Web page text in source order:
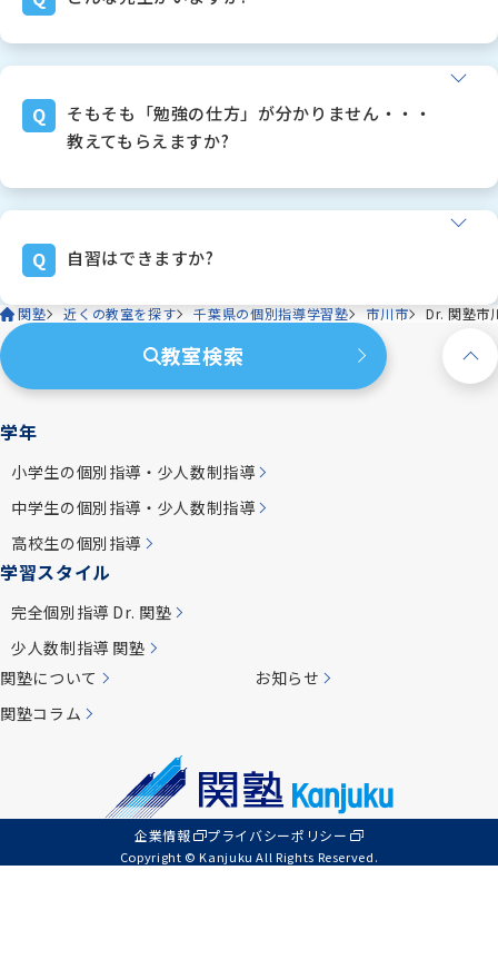
決してありません。必要なコマ数はご提案差し上げ
ますが、ご予算等を踏まえて、ご家庭に決定しても
らっています。
いただいたコマ数の中で、私達は最大限成果が出る
ように科目の決定・時間割作成をさせていただきま
す。
きます。
関塾のことをよくよく知っている卒塾生を積極採用
していますので、安心感もあると思います。
この個別指導塾より多いと思います。
しっかりとした管理体制の中、教室運営を進めてま
いります。
そもそも「勉強の仕方」が分かりません・・・
教えてもらえますか?
うまい勉強の仕方を、それぞれの生徒さんの状態に
合った形でお話させていただきます。
で、面談時にお話をさせていただきます。
自習はできますか?
できます！！むしろ、こちらからドンドン来るよう
に声掛けをしております。
来ていただければ、勉強材料のプリント等もお渡し
することができます。
関塾 近くの教室を探す 千葉県の個別指導学習塾 市川市 Dr. 関塾市
教室検索
学年
小学生の個別指導・少人数制指導
中学生の個別指導・少人数制指導
高校生の個別指導
学習スタイル
完全個別指導 Dr. 関塾
少人数制指導 関塾
関塾について
お知らせ
関塾コラム
企業情報 プライバシーポリシー
Copyright © Kanjuku All Rights Reserved.